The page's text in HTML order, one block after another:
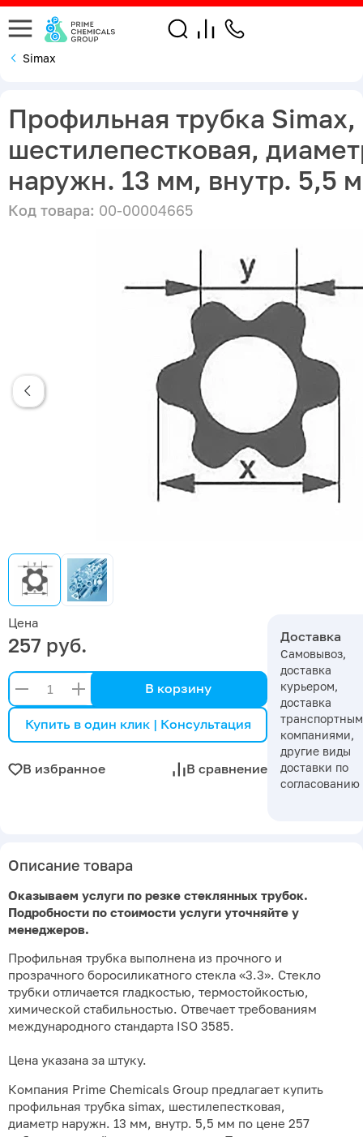
Simax
Профильная трубка Simax,
шестилепестковая,
наружн. 13 мм, внутр. 5,5
Код товара: 00-00004665
Цена
257 руб.
В корзину
Купить в один клик | Консультация
В избранное В сравнение
Доставка
Самовывоз,
доставка
курьером,
доставка
компаниями,
другие виды
доставки по
согласованию
Описание товара
Оказываем услуги по резке стеклянных трубок.
Подробности по стоимости услуги уточняйте у
менеджеров.
Профильная трубка выполнена из прочного и
прозрачного боросиликатного стекла «3.3». Стекло
трубки отличается гладкостью, термостойкостью,
химической стабильностью. Отвечает требованиям
международного стандарта ISO 3585.
Цена указана за штуку.
Компания Prime Chemicals Group предлагает купить
профильная трубка simax, шестилепестковая,
диаметр наружн. 13 мм, внутр. 5,5 мм по цене 257